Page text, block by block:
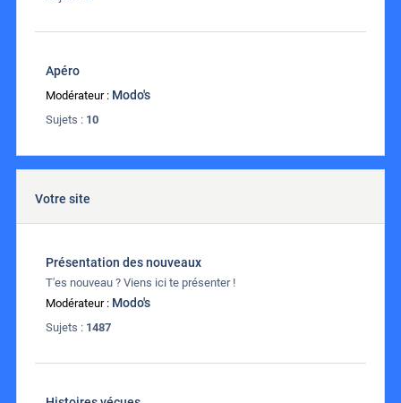
Apéro
Modérateur : Modo's
Sujets : 10
Votre site
Présentation des nouveaux
T'es nouveau ? Viens ici te présenter !
Modérateur : Modo's
Sujets : 1487